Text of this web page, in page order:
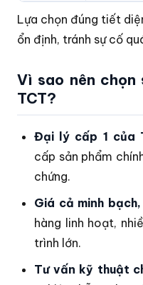
Lựa chọn đúng tiết
ổn định, tránh sự cố
Vì sao nên chọn
TCT?
Đại lý cấp 1 của
cấp sản phẩm
chứng.
Giá cả minh
hàng linh hoạt,
trình lớn.
Tư vấn kỹ thuật